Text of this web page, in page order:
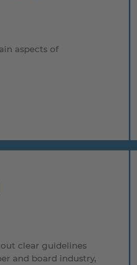
aspects of
clear guidelines
and board industry,